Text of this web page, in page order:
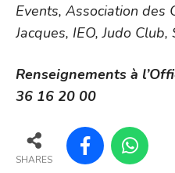
Events, Association des
Jacques, IEO, Judo
Renseignements à
36 16 20 00
SHARES